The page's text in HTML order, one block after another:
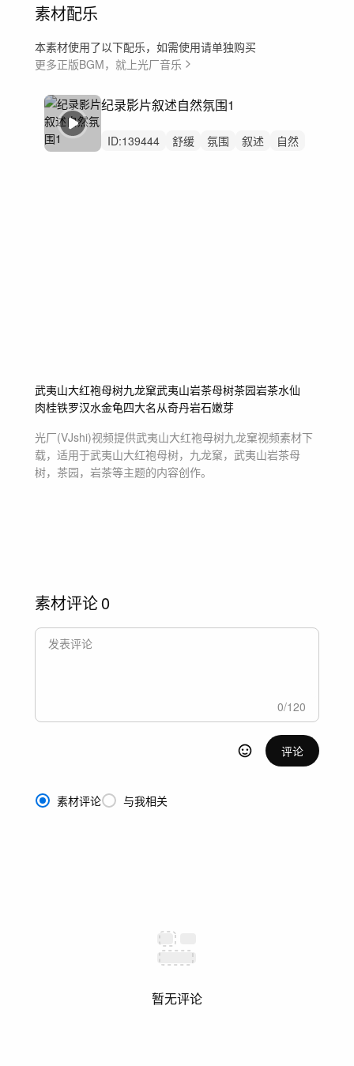
素材配乐
本素材使用了以下配乐，如需使用请单独购买
更多正版BGM，就上光厂音乐
纪录影片叙述自然氛围1
ID:139444 舒缓 氛围 叙述
自然
武夷山大红袍母树九龙窠武夷山岩茶母树茶园岩茶水仙
肉桂铁罗汉水金龟四大名从奇丹岩石嫩芽
光厂(VJshi)视频提供武夷山大红袍母树九龙窠视频素材下
载，适用于武夷山大红袍母树，九龙窠，武夷山岩茶母
树，茶园，岩茶等主题的内容创作。
素材评论0
0/120
评论
素材评论 与我相关
暂无评论